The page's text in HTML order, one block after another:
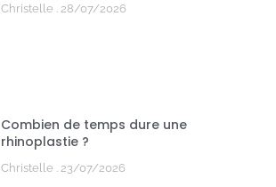
Christelle 28/07/2026
Combien de temps dure une
rhinoplastie ?
Christelle 23/07/2026